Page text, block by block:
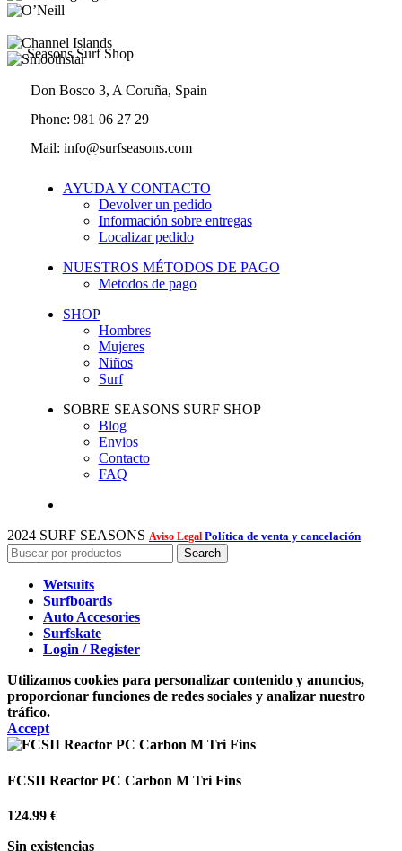
Seasons Surf Shop
Don Bosco 3, A Coruña, Spain
Phone: 981 06 27 29
Mail: info@surfseasons.com
AYUDA Y CONTACTO
Devolver un pedido
Información sobre entregas
Localizar pedido
NUESTROS MÉTODOS DE PAGO
Metodos de pago
SHOP
Hombres
Mujeres
Niños
Surf
SOBRE SEASONS SURF SHOP
Blog
Envios
Contacto
FAQ
2024 SURF SEASONS Aviso Legal Política de venta y cancelación
Search
Wetsuits
Surfboards
Auto Accesories
Surfskate
Login / Register
Utilizamos cookies para personalizar contenido y anuncios,
proporcionar funciones de redes sociales y analizar nuestro
tráfico.
Accept
FCSII Reactor PC Carbon M Tri Fins
124.99 €
Sin existencias